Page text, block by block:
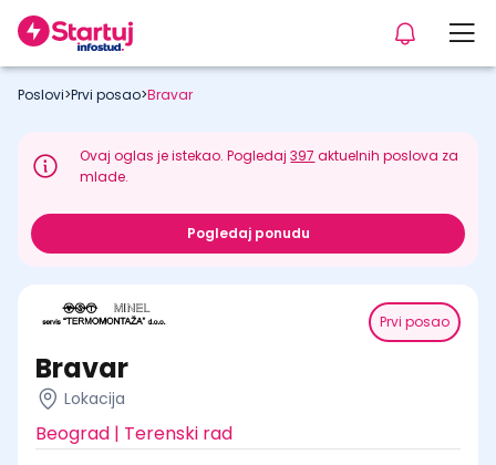
Poslovi>Prvi posao>Bravar
Ovaj oglas je istekao. Pogledaj397 aktuelnih poslova za
mlade.
Pogledaj ponudu
Prvi posao
Bravar
Lokacija
Beograd | Terenski rad